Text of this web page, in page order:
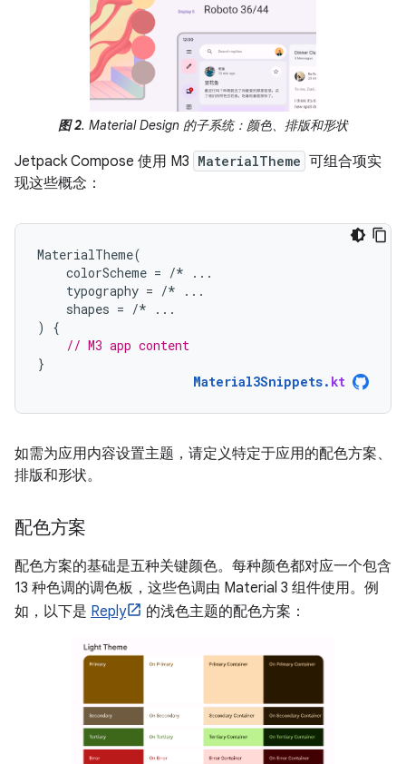
图 2. Material Design 的子系统：颜色、排版和形状
Jetpack Compose 使用 M3 MaterialTheme 可组合项实
现这些概念：
MaterialTheme(
colorScheme = /*
...
typography = /*
...
shapes = /*
...
)
{
// M3 app content
}
Material3Snippets. kt
如需为应用内容设置主题，请定义特定于应用的配色方案、
排版和形状。
配色方案
配色方案的基础是五种关键颜色。每种颜色都对应一个包含
13 种色调的调色板，这些色调由 Material 3 组件使用。例
如，以下是 Reply 的浅色主题的配色方案：